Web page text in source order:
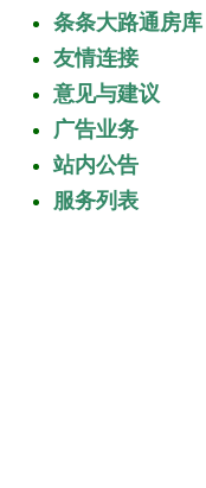
条条大路通房库
友情连接
意见与建议
广告业务
站内公告
服务列表